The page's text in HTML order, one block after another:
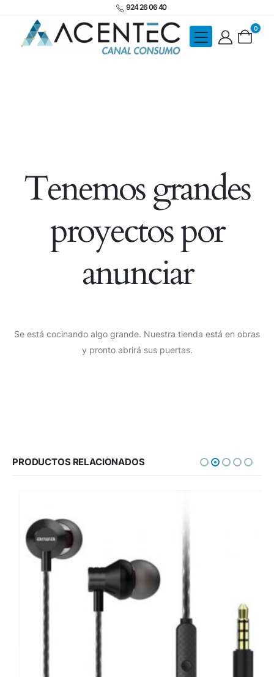
924 26 06 40
0
Tenemos grandes
proyectos por
anunciar
Se está cocinando algo grande. Nuestra tienda está en obras
y pronto abrirá sus puertas.
PRODUCTOS RELACIONADOS